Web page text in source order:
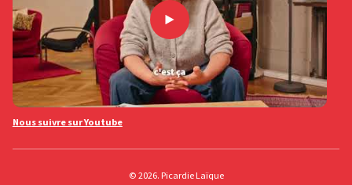
Nous suivre sur Youtube
© 2026. Picardie Laïque